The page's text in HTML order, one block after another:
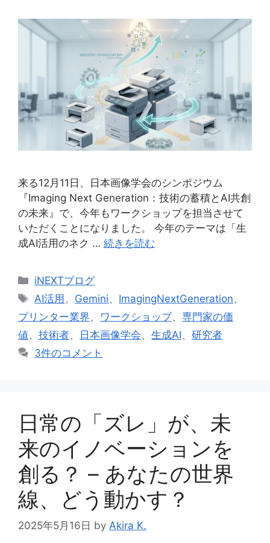
来る12月11日、日本画像学会のシンポジウム
『Imaging Next Generation：技術の蓄積とAI共創
の未来』で、今年もワークショップを担当させて
いただくことになりました。 今年のテーマは「生
成AI活用のネク … 続きを読む
カ
テ
リ
ー
iNEXTブログ
タ
グ
AI活用 、 Gemini、 ImagingNextGeneration、
プリンター業界、 ワークショップ、 専門家の価
値、 技術者、 日本画像学会、 生成AI、 研究者
3件のコメント
日常の「ズレ」が、未
来のイノベーションを
創る？ – あなたの世界
線、どう動かす？
2025年5月16日 by Akira K.